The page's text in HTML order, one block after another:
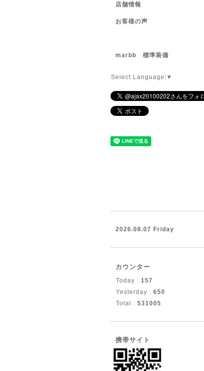
店舗情報
お客様の声
marbb 標準装備
Select Language ▼
2026.08.07 Friday
カウンター
Today : 157
Yesterday : 650
Total : 531005
携帯サイト